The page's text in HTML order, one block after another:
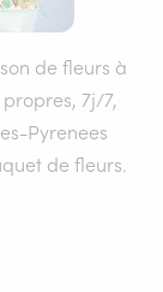
de fleurs à
7j/7,
Pyrenees
de fleurs.